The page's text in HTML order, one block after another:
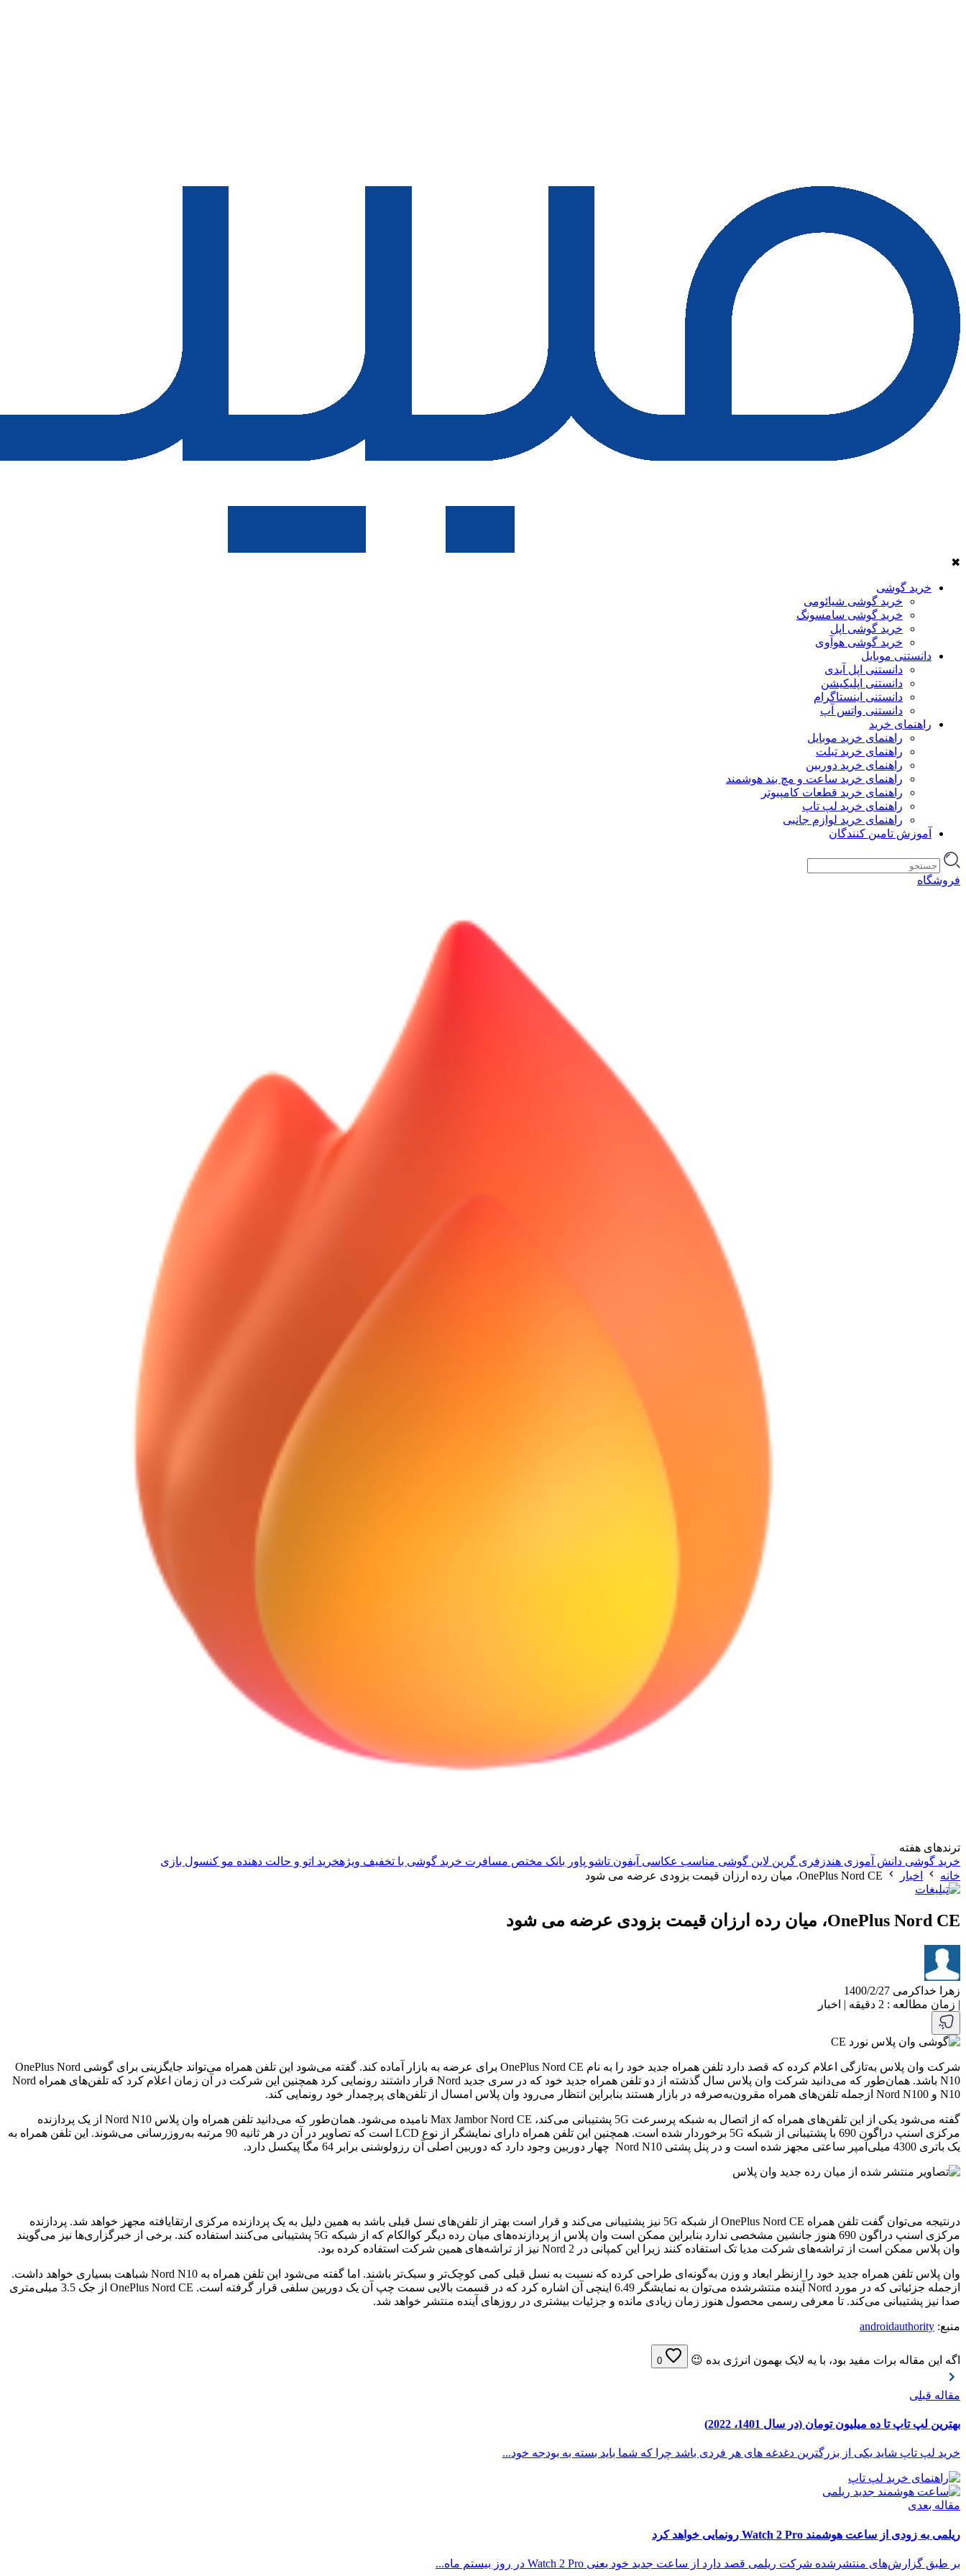
✖
خرید گوشی
خرید گوشی شیائومی
خرید گوشی سامسونگ
خرید گوشی اپل
خرید گوشی هوآوی
دانستنی موبایل
دانستنی اپل آیدی
دانستنی اپلیکیشن
دانستنی اینستاگرام
دانستنی واتس آپ
راهنمای خرید
راهنمای خرید موبایل
راهنمای خرید تبلت
راهنمای خرید دوربین
راهنمای خرید ساعت و مچ بند هوشمند
راهنمای خرید قطعات کامپیوتر
راهنمای خرید لپ تاپ
راهنمای خرید لوازم جانبی
آموزش تامین کنندگان
فروشگاه
ترندهای هفته
خرید گوشی دانش آموزی هندزفری گرین لاین گوشی مناسب عکاسی آیفون تاشو پاور بانک مختص مسافرت خرید گوشی با تخفیف ویژهخرید اتو و حالت دهنده مو کنسول بازی
خانه
اخبار OnePlus Nord CE، میان رده ارزان قیمت بزودی عرضه می شود
OnePlus Nord CE، میان رده ارزان قیمت بزودی عرضه می شود
زهرا خداکرمی 1400/2/27
| زمان مطالعه : 2 دقیقه | اخبار
شرکت وان پلاس به‌تازگی اعلام کرده که قصد دارد تلفن همراه جدید خود را به نام OnePlus Nord CE برای عرضه به بازار آماده کند. گفته می‌شود این تلفن همراه می‌تواند جایگزینی برای گوشی OnePlus Nord
N10 باشد. همان‌طور که می‌دانید شرکت وان پلاس سال گذشته از دو تلفن همراه جدید خود که در سری جدید Nord قرار داشتند رونمایی کرد همچنین این شرکت در آن زمان اعلام کرد که تلفن‌های همراه Nord
N10 و Nord N100 ازجمله تلفن‌های همراه مقرون‌به‌صرفه در بازار هستند بنابراین انتظار می‌رود وان پلاس امسال از تلفن‌های پرچمدار خود رونمایی کند.
گفته می‌شود یکی از این تلفن‌های همراه که از اتصال به شبکه پرسرعت 5G پشتیبانی می‌کند، Max Jambor Nord CE نامیده می‌شود. همان‌طور که می‌دانید تلفن همراه وان پلاس Nord N10 از یک پردازنده
مرکزی اسنپ دراگون 690 با پشتیبانی از شبکه 5G برخوردار شده است. همچنین این تلفن همراه دارای نمایشگر از نوع LCD است که تصاویر در آن در هر ثانیه 90 مرتبه به‌روزرسانی می‌شوند. این تلفن همراه به
یک باتری 4300 میلی‌آمپر ساعتی مجهز شده است و در پنل پشتی Nord N10 چهار دوربین وجود دارد که دوربین اصلی آن رزولوشنی برابر 64 مگا پیکسل دارد.
درنتیجه می‌توان گفت تلفن همراه OnePlus Nord CE از شبکه 5G نیز پشتیبانی می‌کند و قرار است بهتر از تلفن‌های نسل قبلی باشد به همین دلیل به یک پردازنده مرکزی ارتقایافته مجهز خواهد شد. پردازنده
مرکزی اسنپ دراگون 690 هنوز جانشین مشخصی ندارد بنابراین ممکن است وان پلاس از پردازنده‌های میان رده دیگر کوالکام که از شبکه 5G پشتیبانی می‌کنند استفاده کند. برخی از خبرگزاری‌ها نیز می‌گویند
وان پلاس ممکن است از تراشه‌های شرکت مدیا تک استفاده کنند زیرا این کمپانی در Nord 2 نیز از تراشه‌های همین شرکت استفاده کرده بود.
وان پلاس تلفن همراه جدید خود را ازنظر ابعاد و وزن به‌گونه‌ای طراحی کرده که نسبت به نسل قبلی کمی کوچک‌تر و سبک‌تر باشند. اما گفته می‌شود این تلفن همراه به Nord N10 شباهت بسیاری خواهد داشت.
ازجمله جزئیاتی که در مورد Nord آینده منتشرشده می‌توان به نمایشگر 6.49 اینچی آن اشاره کرد که در قسمت بالایی سمت چپ آن یک دوربین سلفی قرار گرفته است. OnePlus Nord CE از جک 3.5 میلی‌متری
صدا نیز پشتیبانی می‌کند. تا معرفی رسمی محصول هنوز زمان زیادی مانده و جزئیات بیشتری در روز‌های آینده منتشر خواهد شد.
منبع: androidauthority
اگه این مقاله برات مفید بود، با یه لایک بهمون انرژی بده 😉 0
مقاله قبلی
بهترین لپ تاپ تا ده میلیون تومان (در سال 1401، 2022)
خرید لپ تاپ شاید یکی از بزرگترین دغدغه های هر فردی باشد چرا که شما باید بسته به بودجه خود...
مقاله بعدی
ریلمی به‌ زودی از ساعت هوشمند Watch 2 Pro رونمایی خواهد کرد
بر طبق گزارش‌های منتشرشده شرکت ریلمی قصد دارد از ساعت جدید خود یعنی Watch 2 Pro در روز بیستم ماه...